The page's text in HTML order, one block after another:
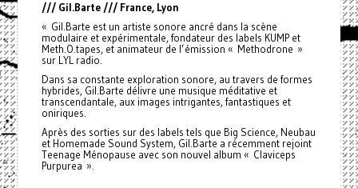
/// Gil.Barte /// France, Lyon
« Gil.Barte est un artiste sonore ancré dans la scène
modulaire et expérimentale, fondateur des labels KUMP et
Meth.O.tapes, et animateur de l’émission « Methodrone »
sur LYL radio.
Dans sa constante exploration sonore, au travers de formes
hybrides, Gil.Barte délivre une musique méditative et
transcendantale, aux images intrigantes, fantastiques et
oniriques.
Après des sorties sur des labels tels que Big Science, Neubau
et Homemade Sound System, Gil.Barte a récemment rejoint
Teenage Ménopause avec son nouvel album « Claviceps
Purpurea ».